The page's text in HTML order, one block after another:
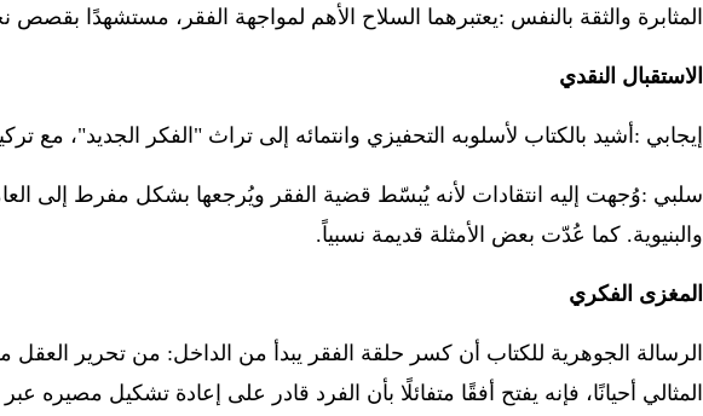
المثابرة والثقة بالنفس :يعتبرهما السلاح الأهم لمواجهة الفقر، مستشهدًا بقصص
الاستقبال النقدي
إيجابي :أشيد بالكتاب لأسلوبه التحفيزي وانتمائه إلى تراث "الفكر الجديد"، مع
سلبي :وُجهت إليه انتقادات لأنه يُبسّط قضية الفقر ويُرجعها بشكل مفرط إلى
والبنيوية. كما عُدّت بعض الأمثلة قديمة نسبياً.
المغزى الفكري
الرسالة الجوهرية للكتاب أن كسر حلقة الفقر يبدأ من الداخل: من تحرير
المثالي أحيانًا، فإنه يفتح أفقًا متفائلًا بأن الفرد قادر على إعادة تشكيل مصيره عبر